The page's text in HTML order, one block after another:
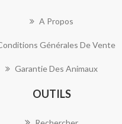
A Propos
Générales De Vente
Garantie Des Animaux
OUTILS